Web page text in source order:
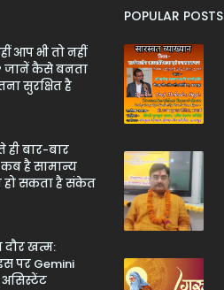
आप भी तो नहीं
जानें कैसे बनता
सुरक्षित है
ही बार-बार
है सामान्य
हो सकता है संकेत
दौर खत्म:
पर Gemini
POPULAR POSTS